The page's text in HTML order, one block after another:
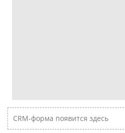
CRM-форма появится здесь